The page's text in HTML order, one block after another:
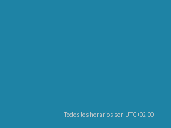
- Todos los horarios son UTC+02:00-